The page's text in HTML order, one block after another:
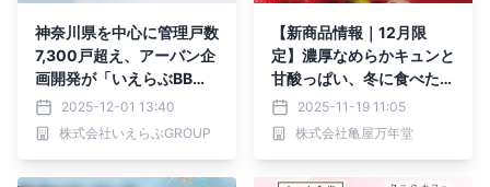
神奈川県を中心に管理戸数
7,300戸超え、アーバン企
画開発が「いえらぶBB」
で内見予約・Web申込み
を開始！
2025-12-01 13:40
株式会社いえらぶGROUP
【新商品情報｜12月限
定】濃厚なめらかキュンと
甘酸っぱい、冬に食べたい
新大福！12月限定『ピス
タチオ&フランボワーズ大
福』販売
2025-11-19 11:05
株式会社亀屋万年堂